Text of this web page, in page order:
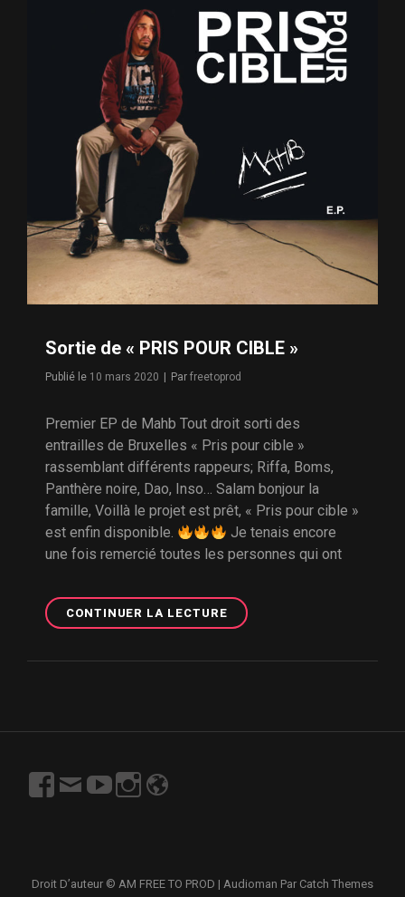
Sortie de « PRIS POUR CIBLE »
Publié le 10 mars 2020 Par Byline
freetoprod
Premier EP de Mahb Tout droit sorti des
entrailles de Bruxelles « Pris pour cible »
rassemblant différents rappeurs; Riffa, Boms,
Panthère noire, Dao, Inso… Salam bonjour la
famille, Voillà le projet est prêt, « Pris pour cible »
est enfin disponible.
Je tenais encore
une fois remercié toutes les personnes qui ont
CONTINUER LA LECTURESORTIE
DE
https://www.facebook.com/profile.php?
id=100003167997715
Emailhttps://www.youtube.com/channel/
s7VjgeSPw?
https://www.instagram.com/freetoprod/?
hl=fr
Droit D’auteur © AM FREE TO PROD | Audioman Par Catch Themes